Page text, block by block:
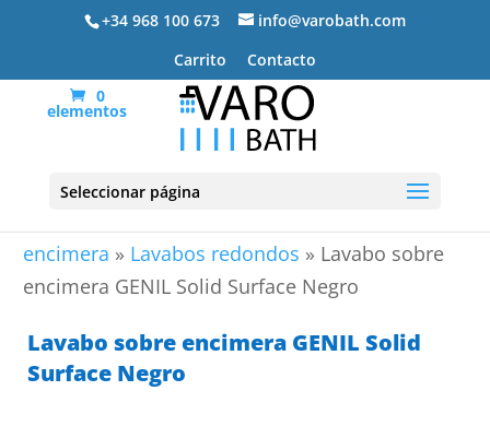
+34 968 100 673
info@varobath.com
Carrito
Contacto
0
elementos
Seleccionar página
encimera » Lavabos redondos » Lavabo sobre
encimera GENIL Solid Surface Negro
Lavabo sobre encimera GENIL Solid
Surface Negro